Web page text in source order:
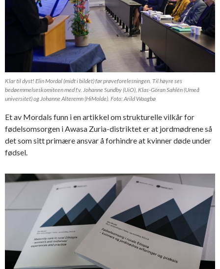
Klar til dyst! Elin Mordal (midt i bildet) før prøveforelesningen. Til høyre ses
bedøemmelseskomiteen med f.v. Johanne Sundby (UiO), Klas-Göran Sahlén (Umeå
universitet) og Johanne Alteremn (HiMolde). Foto: Arild Waagbø
Et av Mordals funn i en artikkel om strukturelle vilkår for
fødelsomsorgen i Awasa Zuria-distriktet er at jordmødrene så
det som sitt primære ansvar å forhindre at kvinner døde under
fødsel.